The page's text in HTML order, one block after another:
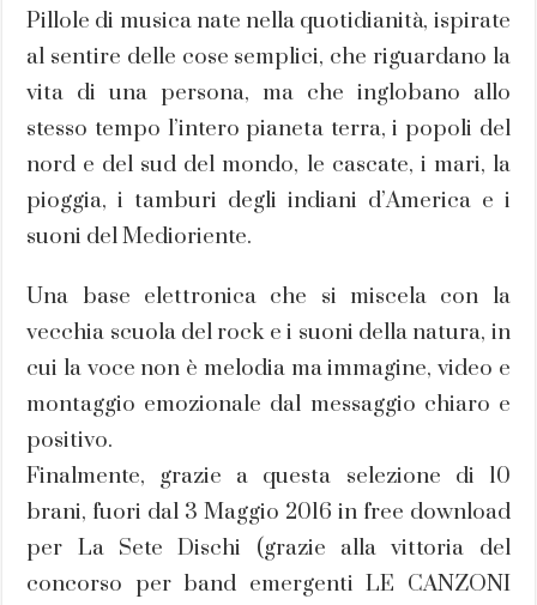
Pillole di musica nate nella quotidianità, ispirate
al sentire delle cose semplici, che riguardano la
vita di una persona, ma che inglobano allo
stesso tempo l’intero pianeta terra, i popoli del
nord e del sud del mondo, le cascate, i mari, la
pioggia, i tamburi degli indiani d’America e i
suoni del Medioriente.
Una base elettronica che si miscela con la
vecchia scuola del rock e i suoni della natura, in
cui la voce non è melodia ma immagine, video e
montaggio emozionale dal messaggio chiaro e
positivo.
Finalmente, grazie a questa selezione di 10
brani, fuori dal 3 Maggio 2016 in free download
per La Sete Dischi (grazie alla vittoria del
concorso per band emergenti LE CANZONI